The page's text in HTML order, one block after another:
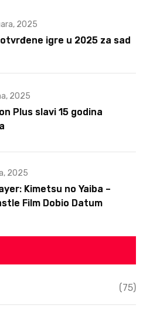
2025
igre u 2025 za sad
2025
Plus slavi 15 godina
2025
Kimetsu no Yaiba –
Film Dobio Datum
(75)